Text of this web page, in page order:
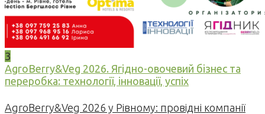
3
AgroBerry&Veg 2026. Ягідно-овочевий бізнес та
переробка: технології, інновації, успіх
AgroBerry&Veg 2026 у Рівному: провідні компанії